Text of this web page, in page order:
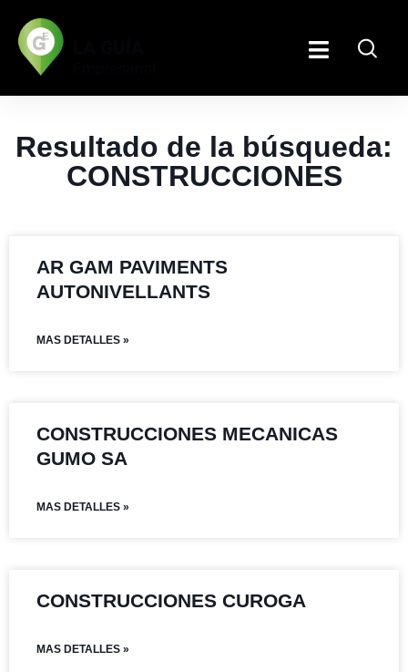
Resultado de la búsqueda:
CONSTRUCCIONES
AR GAM PAVIMENTS
AUTONIVELLANTS
MAS DETALLES »
CONSTRUCCIONES MECANICAS
GUMO SA
MAS DETALLES »
CONSTRUCCIONES CUROGA
MAS DETALLES »